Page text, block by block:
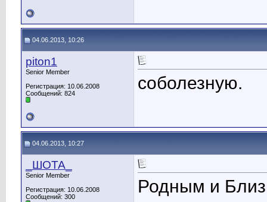
04.06.2013, 10:26
piton1
Senior Member
Регистрация: 10.06.2008
Сообщений: 824
соболезную.
04.06.2013, 10:27
_ШОТА_
Senior Member
Регистрация: 10.06.2008
Сообщений: 300
Родным и